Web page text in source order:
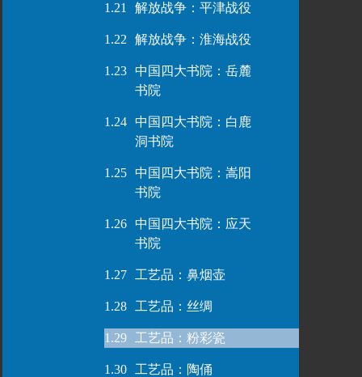
1.21 解放战争：平津战役
1.22 解放战争：淮海战役
1.23
中国四大书院：岳麓
书院
1.24
中国四大书院：白鹿
洞书院
1.25
中国四大书院：嵩阳
书院
1.26
中国四大书院：应天
书院
1.27 工艺品：鼻烟壶
1.28 工艺品：丝绸
1.29 工艺品：粉彩瓷
1.30 工艺品：陶俑